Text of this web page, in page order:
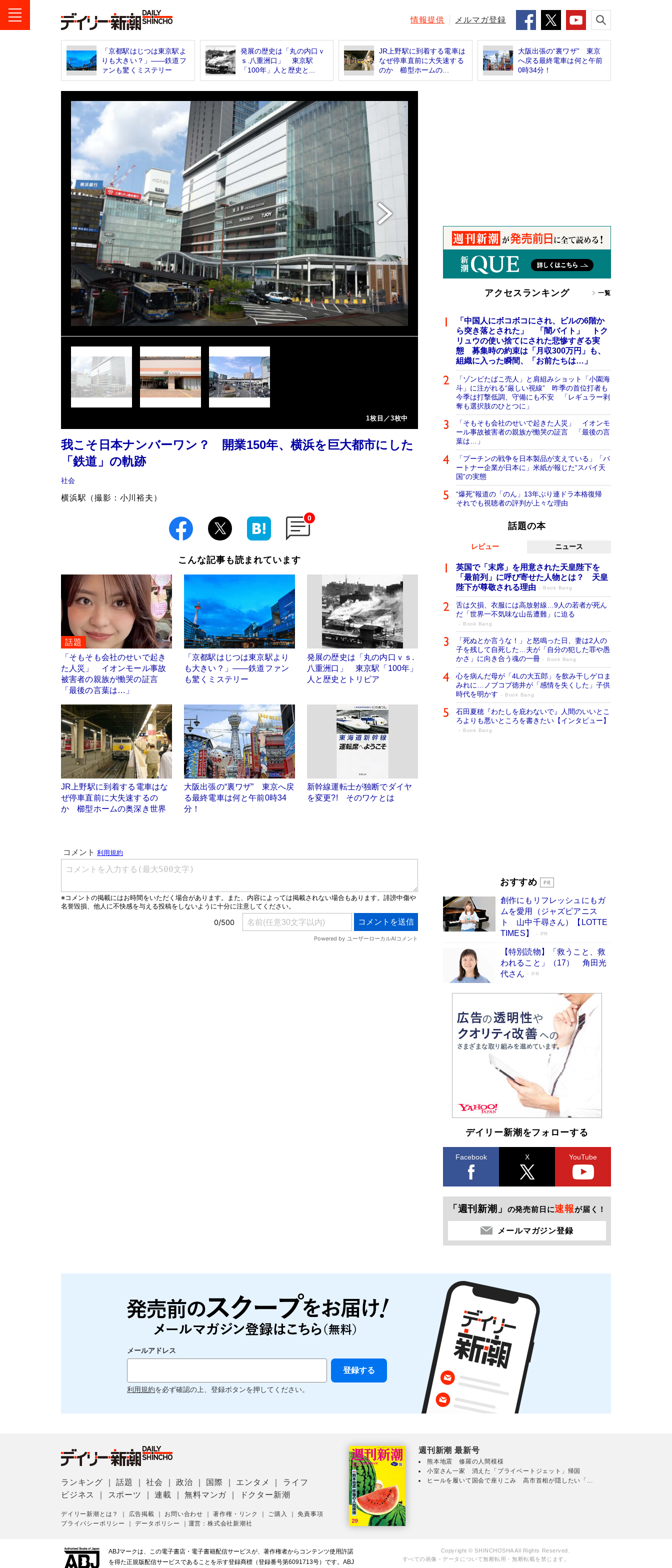
情報提供 メルマガ登録
「京都駅はじつは東京駅よ
りも大きい？」――鉄道フ
ァンも驚くミステリー
発展の歴史は「丸の内口ｖ
ｓ.八重洲口」 東京駅
「100年」人と歴史と...
JR上野駅に到着する電車は
なぜ停車直前に大失速する
のか 櫛型ホームの...
大阪出張の“裏ワザ” 東京
へ戻る最終電車は何と午前
0時34分！
1枚目／3枚中
我こそ日本ナンバーワン？ 開業150年、横浜を巨大都市にした
「鉄道」の軌跡
社会
横浜駅（撮影：小川裕夫）
0
こんな記事も読まれています
話題
「そもそも会社のせいで起き
た人災」 イオンモール事故
被害者の親族が慟哭の証言
「最後の言葉は…」
「京都駅はじつは東京駅より
も大きい？」――鉄道ファン
も驚くミステリー
発展の歴史は「丸の内口ｖｓ.
八重洲口」 東京駅「100年」
人と歴史とトリビア
JR上野駅に到着する電車はな
ぜ停車直前に大失速するの
か 櫛型ホームの奥深き世界
大阪出張の“裏ワザ” 東京へ戻
る最終電車は何と午前0時34
分！
新幹線運転士が独断でダイヤ
を変更?! そのワケとは
アクセスランキング 一覧
「中国人にボコボコにされ、ビルの6階か
ら突き落とされた」 「闇バイト」 トク
リュウの使い捨てにされた悲惨すぎる実
態 募集時の約束は「月収300万円」も、
組織に入った瞬間、「お前たちは…」
「ゾンビたばこ売人」と肩組みショット「小園海
斗」に注がれる“厳しい視線” 昨季の首位打者も
今季は打撃低調、守備にも不安 「レギュラー剥
奪も選択肢のひとつに」
「そもそも会社のせいで起きた人災」 イオンモ
ール事故被害者の親族が慟哭の証言 「最後の言
葉は…」
「プーチンの戦争を日本製品が支えている」「パ
ートナー企業が日本に」米紙が報じた“スパイ天
国”の実態
“爆死”報道の「のん」13年ぶり連ドラ本格復帰
それでも視聴者の評判が上々な理由
話題の本
レビュー ニュース
英国で「末席」を用意された天皇陛下を
「最前列」に呼び寄せた人物とは？ 天皇
陛下が尊敬される理由
Book Bang
舌は欠損、衣服には高放射線…9人の若者が死ん
だ「世界一不気味な山岳遭難」に迫る
Book Bang
「死ぬとか言うな！」と怒鳴った日、妻は2人の
子を残して自死した…夫が「自分の犯した罪や愚
かさ」に向き合う魂の一冊
Book Bang
心を病んだ母が「4Lの大五郎」を飲み干しゲロま
みれに…ノブコブ徳井が「感情を失くした」子供
時代を明かす
Book Bang
石田夏穂『わたしを庇わないで』人間のいいとこ
ろよりも悪いところを書きたい【インタビュー】
Book Bang
開発への関心を押し上げた18年の物語に幕 特装
Book Bang
「不意に涙が出そうに…」高嶋政伸が明かし
た“13歳の娘を暴行する役”への葛藤 インティマ
シーコーディネーターに支えられたNHK『大奥』
おすすめ
創作にもリフレッシュにもガ
ムを愛用（ジャズピアニス
ト 山中千尋さん）【LOTTE
TIMES】
PR
【特別読物】「救うこと、救
われること」（17） 角田光
代さん
PR
デイリー新潮をフォローする
Facebook X YouTube
「週刊新潮」 の発売前日に速報が届く！
メールマガジン登録
メールアドレス
利用規約を必ず確認の上、登録ボタンを押してください。
ランキング ｜話題 ｜社会 ｜政治 国際 エンタメ
ライフ
ビジネス
スポーツ ｜連載 ｜無料マンガ ドクター新潮
デイリー新潮とは？ 広告掲載 お問い合わせ ｜著作権・リンク ご購入 ｜免責事項
プライバシーポリシー
｜データポリシー 運営：株式会社新潮社
週刊新潮 最新号
熊本地震 修羅の人間模様
小室さん一家 消えた「プライベートジェット」帰国
ヒールを履いて国会で座りこみ 高市首相が隠したい「...
ABJマークは、この電子書店・電子書籍配信サービスが、著作権者からコンテンツ使用許諾
を得た正規版配信サービスであることを示す登録商標（登録番号第6091713号）です。ABJ
Copyright © SHINCHOSHA All Rights Reserved.
すべての画像・データについて無断転用・無断転載を禁じます。